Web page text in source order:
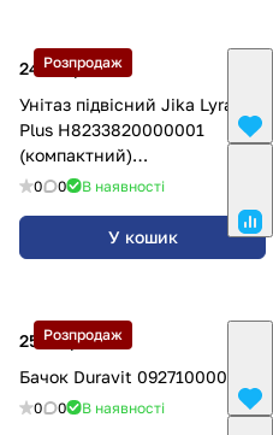
Розпродаж
2488 грн.
Унітаз підвісний Jika Lyra
Plus H8233820000001
(компактний)
H8233820000001
0 0 В наявності
У кошик
Розпродаж
2555 грн.
Бачок Duravit 0927100004
0 0 В наявності